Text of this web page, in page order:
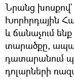
Նրանց խոսքով`
Խորհրդային
և ճանաչում
տարածքը, ապա
դատարանում
դոլարների